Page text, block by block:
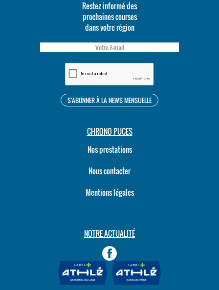
Restez informé des
prochaines courses
dans votre région
CHRONO PUCES
Nos prestations
Nous contacter
Mentions légales
NOTRE ACTUALITÉ